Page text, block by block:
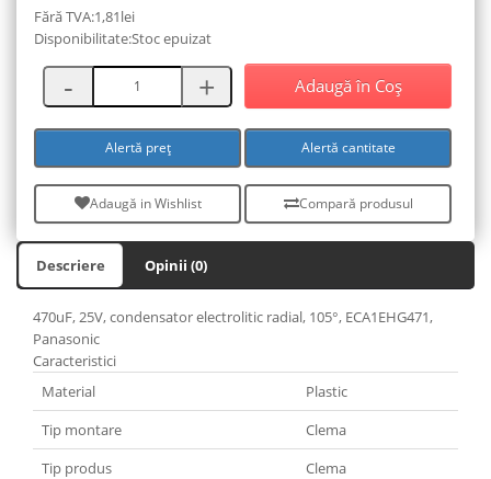
Fără TVA:1,81lei
Disponibilitate:Stoc epuizat
Adaugă în Coş
Alertă preț Alertă cantitate
Adaugă in Wishlist Compară produsul
Descriere Opinii (0)
470uF, 25V, condensator electrolitic radial, 105°, ECA1EHG471,
Panasonic
Caracteristici
Material
Plastic
Tip montare
Clema
Tip produs
Clema